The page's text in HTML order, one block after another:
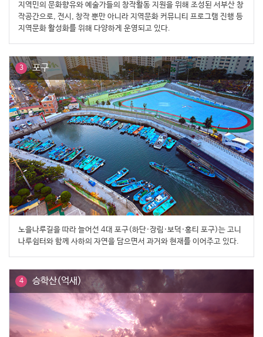
지역민의 문화향유와 예술가들의 창작활동 지원을 위해 조성된 서부산 창
작공간으로, 전시, 창작 뿐만 아니라 지역문화 커뮤니티 프로그램 진행 등
지역문화 활성화를 위해 다양하게 운영되고 있다.
3 포구
노을나루길을 따라 늘어선 4대 포구(하단·장림·보덕·홍티 포구)는 고니
나루쉼터와 함께 사하의 자연을 담으면서 과거와 현재를 이어주고 있다.
4 승학산(억새)